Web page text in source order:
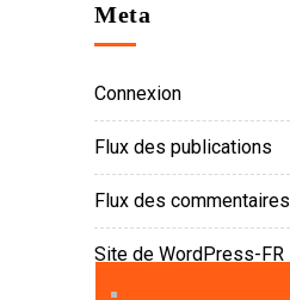
Meta
Connexion
Flux des publications
Flux des commentaires
Site de WordPress-FR